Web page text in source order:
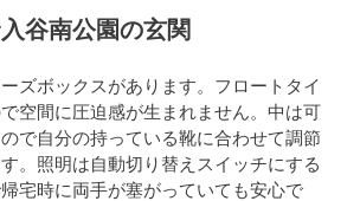
谷南公園の玄関
ズボックスがあります。フロートタイ
空間に圧迫感が生まれません。中は可
で自分の持っている靴に合わせて調節
。照明は自動切り替えスイッチにする
宅時に両手が塞がっていても安心で